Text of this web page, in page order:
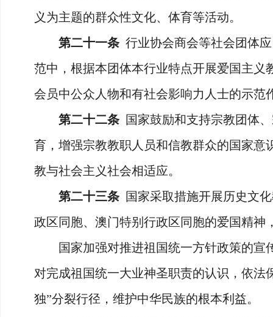
义为主题的群众性文化、体育等活动。
第二十一条 行业协会商会等社会团体
范中，根据本团体本行业特点开展爱国主
会员中公众人物和有社会影响力人士的示范
第二十二条 国家鼓励和支持宗教团体
育，增强宗教教职人员和信教群众的国家
教与社会主义社会相适应。
第二十三条 国家采取措施开展历史文
政区同胞、澳门特别行政区同胞的爱国精
国家加强对推进祖国统一方针政策的宣
对完成祖国统一大业神圣职责的认识，依
独”分裂行径，维护中华民族的根本利益。